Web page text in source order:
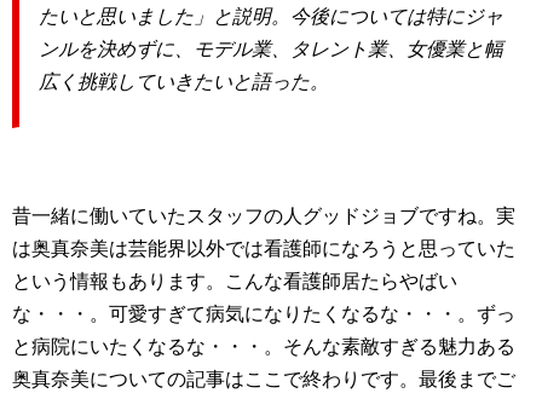
たいと思いました」と説明。今後については特にジャ
ンルを決めずに、モデル業、タレント業、女優業と幅
広く挑戦していきたいと語った。
昔一緒に働いていたスタッフの人グッドジョブですね。実
は奥真奈美は芸能界以外では看護師になろうと思っていた
という情報もあります。こんな看護師居たらやばい
な・・・。可愛すぎて病気になりたくなるな・・・。ずっ
と病院にいたくなるな・・・。そんな素敵すぎる魅力ある
奥真奈美についての記事はここで終わりです。最後までご